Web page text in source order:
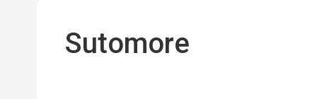
Sutomore